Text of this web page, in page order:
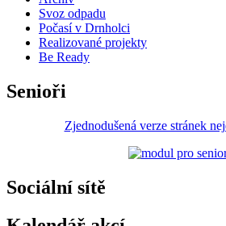
Svoz odpadu
Počasí v Drnholci
Realizované projekty
Be Ready
Senioři
Zjednodušená verze stránek
Sociální sítě